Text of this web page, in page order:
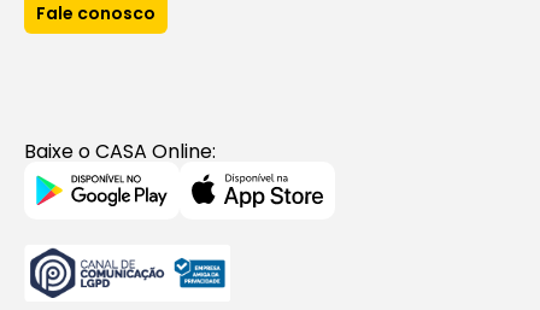
Fale conosco
Baixe o CASA Online: